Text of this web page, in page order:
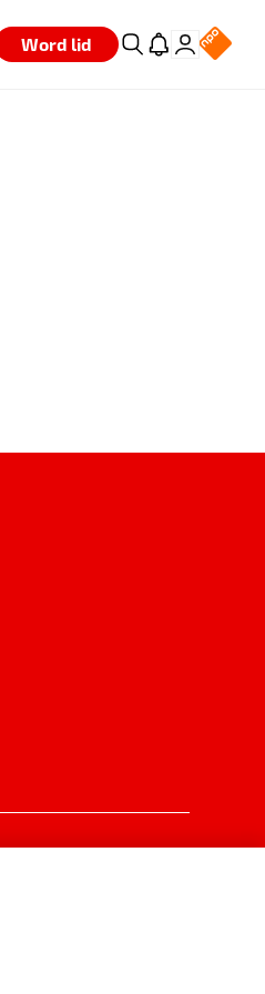
Word lid